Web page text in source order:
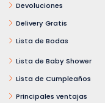
Devoluciones
Delivery Gratis
Lista de Bodas
Lista de Baby Shower
Lista de Cumpleaños
Principales ventajas